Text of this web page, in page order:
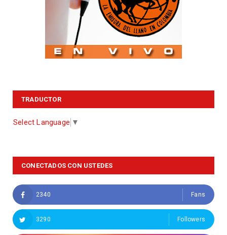
TRADUCTOR
Select Language ▼
CONECTADOS CON USTEDES
2340 Fans
3290 Followers